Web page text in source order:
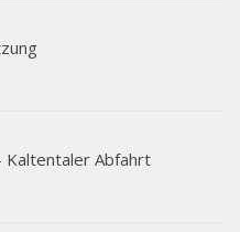
Kaltentaler Abfahrt